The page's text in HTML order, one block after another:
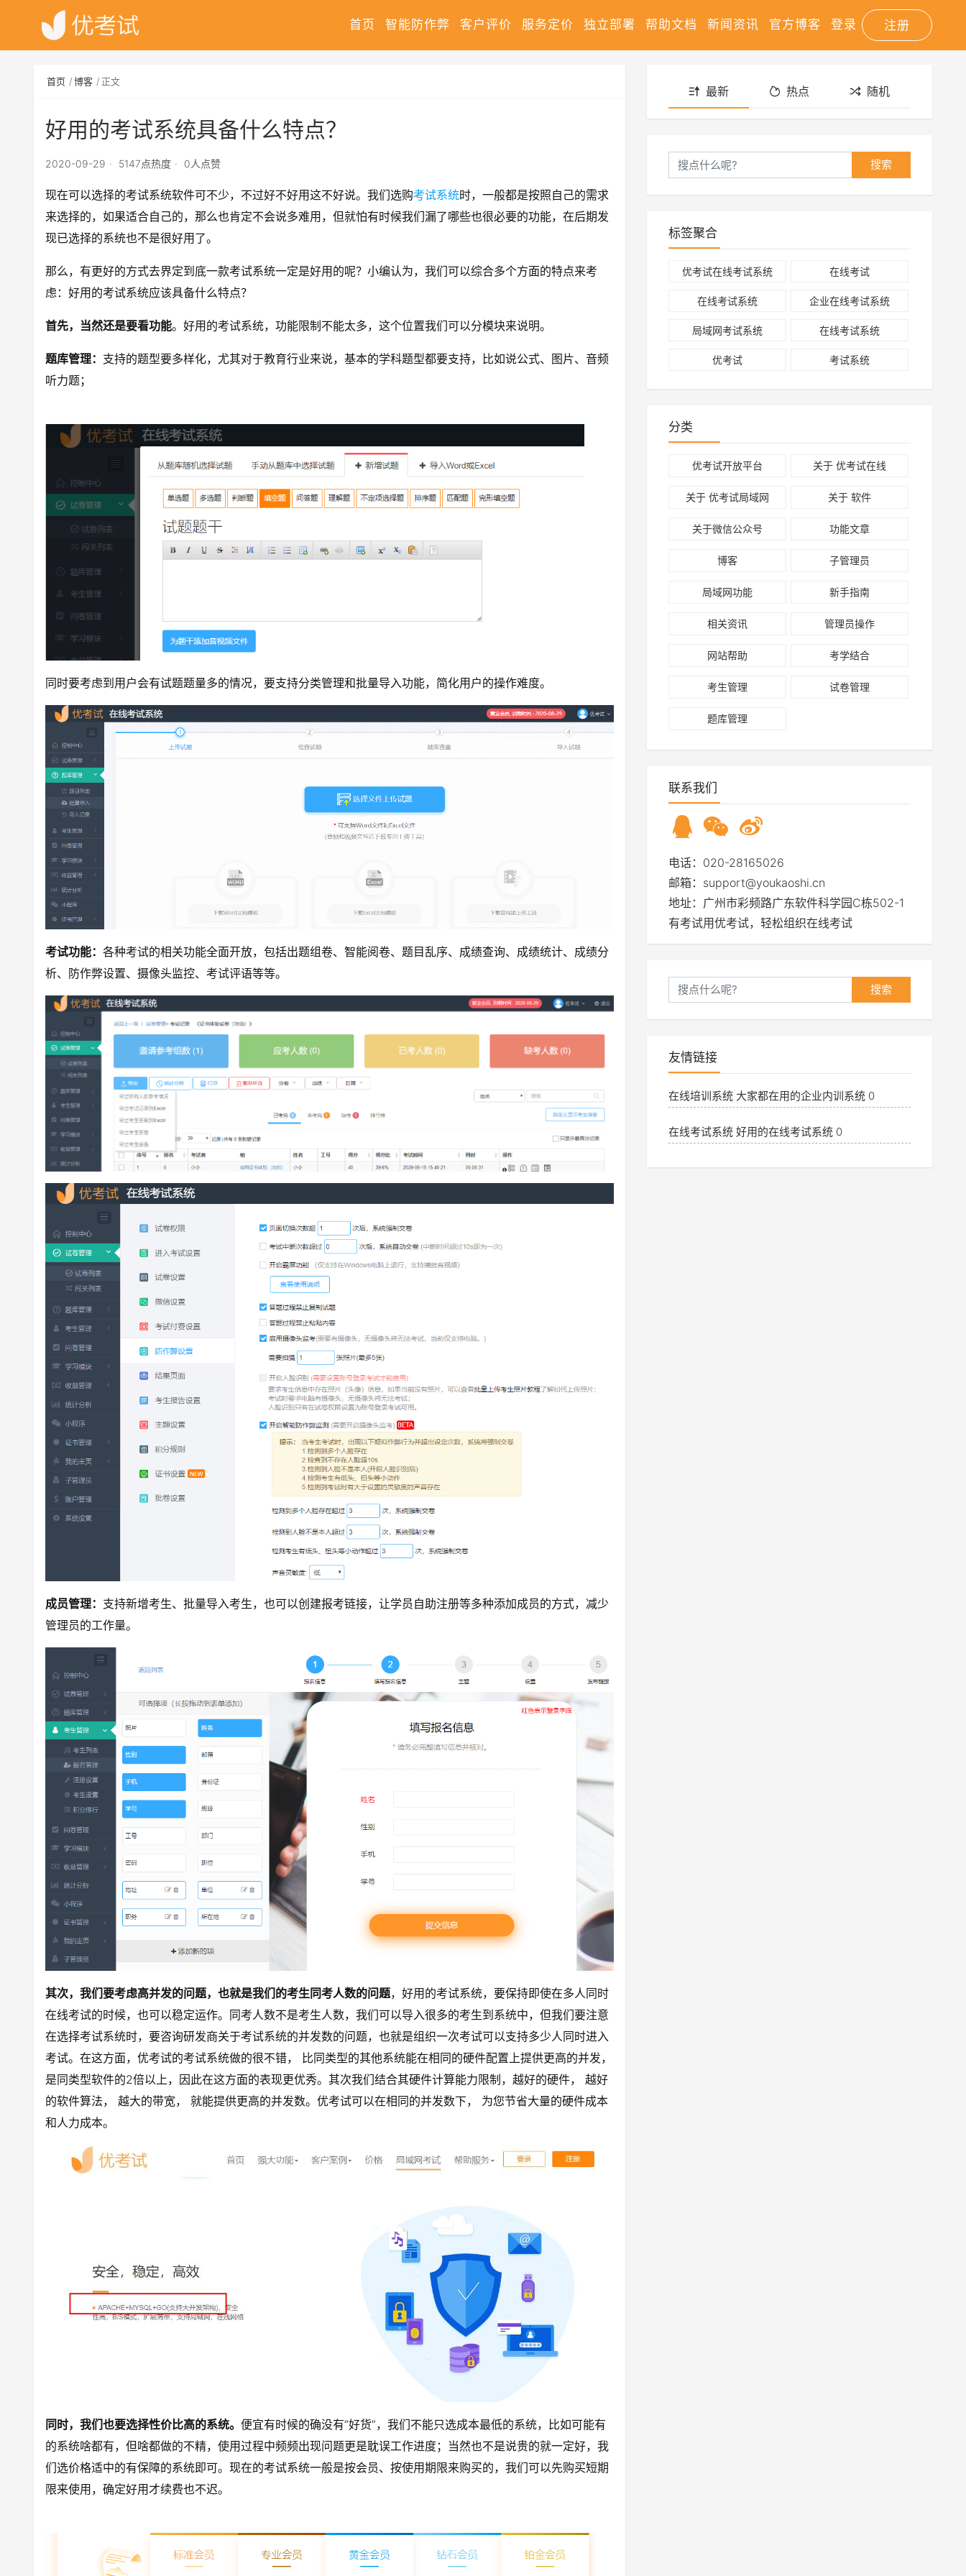
首页 智能防作弊 客户评价 服务定价 独立部署 帮助文档 新闻资讯 官方博客 登录 注册
首页 博客 正文
好用的考试系统具备什么特点？
2020-09-29 5147点热度 0人点赞
现在可以选择的考试系统软件可不少，不过好不好用这不好说。我们选购考试系统时，一般都是按照自己的需求
来选择的，如果适合自己的，那么也肯定不会说多难用，但就怕有时候我们漏了哪些也很必要的功能，在后期发
现已选择的系统也不是很好用了。
那么，有更好的方式去界定到底一款考试系统一定是好用的呢？小编认为，我们可以综合多个方面的特点来考
虑：好用的考试系统应该具备什么特点？
首先，当然还是要看功能。好用的考试系统，功能限制不能太多，这个位置我们可以分模块来说明。
题库管理： 支持的题型要多样化，尤其对于教育行业来说，基本的学科题型都要支持，比如说公式、图片、音频
听力题；
同时要考虑到用户会有试题题量多的情况，要支持分类管理和批量导入功能，简化用户的操作难度。
考试功能： 各种考试的相关功能全面开放，包括出题组卷、智能阅卷、题目乱序、成绩查询、成绩统计、成绩分
析、防作弊设置、摄像头监控、考试评语等等。
成员管理： 支持新增考生、批量导入考生，也可以创建报考链接，让学员自助注册等多种添加成员的方式，减少
管理员的工作量。
其次，我们要考虑高并发的问题，也就是我们的考生同考人数的问题，好用的考试系统，要保持即使在多人同时
在线考试的时候，也可以稳定运作。同考人数不是考生人数，我们可以导入很多的考生到系统中，但我们要注意
在选择考试系统时，要咨询研发商关于考试系统的并发数的问题，也就是组织一次考试可以支持多少人同时进入
考试。在这方面，优考试的考试系统做的很不错， 比同类型的其他系统能在相同的硬件配置上提供更高的并发，
是同类型软件的2倍以上，因此在这方面的表现更优秀。其次我们结合其硬件计算能力限制，越好的硬件， 越好
的软件算法， 越大的带宽， 就能提供更高的并发数。优考试可以在相同的并发数下， 为您节省大量的硬件成本
和人力成本。
同时，我们也要选择性价比高的系统。 便宜有时候的确没有“好货”，我们不能只选成本最低的系统，比如可能有
的系统啥都有，但啥都做的不精，使用过程中频频出现问题更是耽误工作进度；当然也不是说贵的就一定好，我
们选价格适中的有保障的系统即可。现在的考试系统一般是按会员、按使用期限来购买的，我们可以先购买短期
限来使用，确定好用才续费也不迟。
最新 热点 随机
搜索
标签聚合
优考试在线考试系统 在线考试
在线考试系统 企业在线考试系统
局域网考试系统 在线考试系统
优考试 考试系统
分类
优考试开放平台 关于 优考试在线
关于 优考试局域网 关于 软件
关于微信公众号 功能文章
博客 子管理员
局域网功能 新手指南
相关资讯 管理员操作
网站帮助 考学结合
考生管理 试卷管理
题库管理
联系我们
电话：020-28165026
邮箱：support@youkaoshi.cn
地址：广州市彩频路广东软件科学园C栋502-1
有考试用优考试，轻松组织在线考试
搜索
友情链接
在线培训系统 大家都在用的企业内训系统 0
在线考试系统 好用的在线考试系统 0